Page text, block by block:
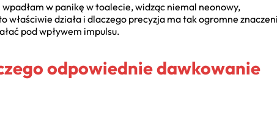
w panikę w toalecie, widząc niemal neonowy,
działa i dlaczego precyzja ma tak ogromne
pod wpływem impulsu.
odpowiednie dawkowanie